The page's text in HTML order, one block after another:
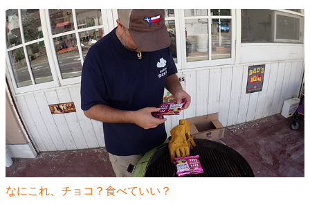
なにこれ、チョコ？食べていい？